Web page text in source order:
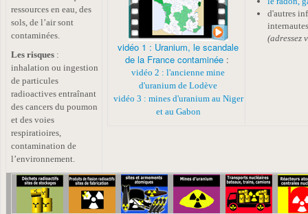
MORT
ressources en eau, des
sols, de l’air sont
contaminées.
Les risques :
inhalation ou ingestion
de particules
radioactives entraînant
des cancers du poumon
et des voies
respiratioires,
contamination de
l’environnement.
vidéo 1 : Uranium, le scandale
de la France contaminée:
vidéo 2 : l'ancienne mine
d'uranium de Lodève
vidéo 3 : mines d'uranium au Niger
et au Gabon
d'autres
(adressez